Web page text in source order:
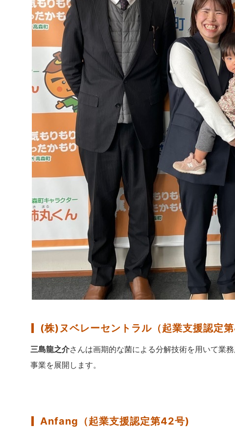
(株)ヌベレーセントラル（起業支援認定
三島龍之介さんは画期的な菌による分解技術を用いて業
事業を展開します。
Anfang（起業支援認定第42号)